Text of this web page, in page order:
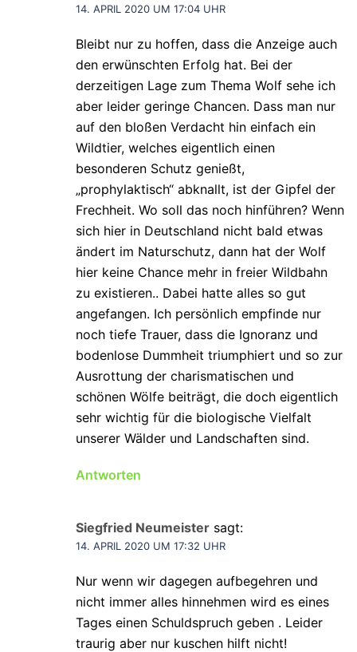
14. APRIL 2020 UM 17:04 UHR
Bleibt nur zu hoffen, dass die Anzeige auch
den erwünschten Erfolg hat. Bei der
derzeitigen Lage zum Thema Wolf sehe ich
aber leider geringe Chancen. Dass man nur
auf den bloßen Verdacht hin einfach ein
Wildtier, welches eigentlich einen
besonderen Schutz genießt,
„prophylaktisch“ abknallt, ist der Gipfel der
Frechheit. Wo soll das noch hinführen? Wenn
sich hier in Deutschland nicht bald etwas
ändert im Naturschutz, dann hat der Wolf
hier keine Chance mehr in freier Wildbahn
zu existieren.. Dabei hatte alles so gut
angefangen. Ich persönlich empfinde nur
noch tiefe Trauer, dass die Ignoranz und
bodenlose Dummheit triumphiert und so zur
Ausrottung der charismatischen und
schönen Wölfe beiträgt, die doch eigentlich
sehr wichtig für die biologische Vielfalt
unserer Wälder und Landschaften sind.
Antworten
Siegfried Neumeister sagt:
14. APRIL 2020 UM 17:32 UHR
Nur wenn wir dagegen aufbegehren und
nicht immer alles hinnehmen wird es eines
Tages einen Schuldspruch geben . Leider
traurig aber nur kuschen hilft nicht!